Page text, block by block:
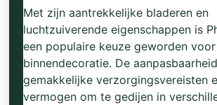
Met zijn aantrekkelijke bladeren en
luchtzuiverende eigenschappen is
een populaire keuze geworden voor
binnendecoratie. De
gemakkelijke verzorgingsvereisten
vermogen om te gedijen in